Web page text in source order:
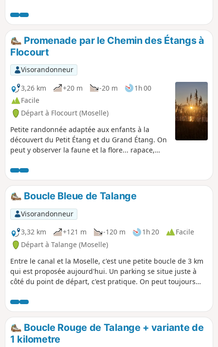
Promenade par le Chemin des Étangs à
Flocourt
Visorandonneur
3,26 km
+20 m -20 m
1h 00
Facile
Départ à Flocourt (Moselle)
Petite randonnée adaptée aux enfants à la
découvert du Petit Étang et du Grand Étang. On
peut y observer la faune et la flore... rapace,
égyptiennes, cygnes, coucou, chevreuils... selon
le moment de la journée et la saison... chacun y
a sa place.
Boucle Bleue de Talange
Visorandonneur
3,32 km
+121 m -120 m 1h 20
Facile
Départ à Talange (Moselle)
Entre le canal et la Moselle, c'est une petite boucle de 3 km
qui est proposée aujourd'hui. Un parking se situe juste à
côté du point de départ, c'est pratique. On peut toujours
soit vers le Nord ou le Sud, ce chemin de halage nous offre,
en toute sécurité, de nombreux kilomètres à parcourir.
Boucle Rouge de Talange + variante de
1 kilometre